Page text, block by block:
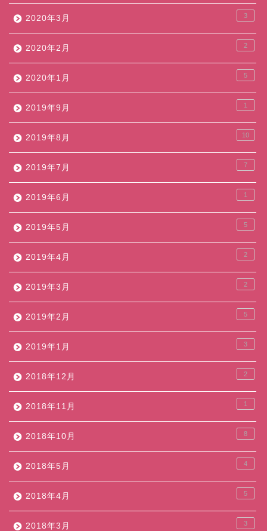
2020年3月 3
2020年2月 2
2020年1月 5
2019年9月 1
2019年8月 10
2019年7月 7
2019年6月 1
2019年5月 5
2019年4月 2
2019年3月 2
2019年2月 5
2019年1月 3
2018年12月 2
2018年11月 1
2018年10月 8
2018年5月 4
2018年4月 5
2018年3月 3